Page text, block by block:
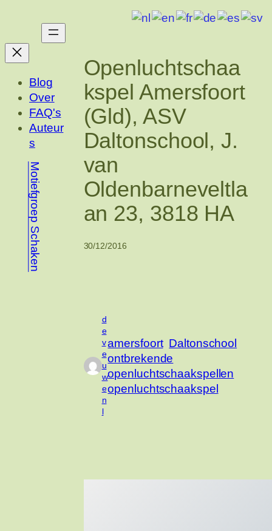
de
inhoud
Blog
Over
FAQ's
Auteur
s
Motiefgroep Schaken
Openluchtschaa
kspel Amersfoort
(Gld), ASV
Daltonschool, J.
van
Oldenbarneveltla
an 23, 3818 HA
30/12/2016
d
e
v
e
u
w
e
n
l
amersfoort Daltonschool
ontbrekende
openluchtschaakspellen
openluchtschaakspel